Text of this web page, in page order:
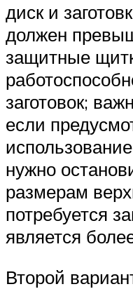
диск и
должен
защитные
заготовок;
если
нужно
размерам
потребуется
является
Второй